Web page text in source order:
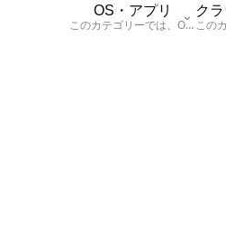
OS・アプリ
このカテゴリーでは、OSに関する情報を記載しています。